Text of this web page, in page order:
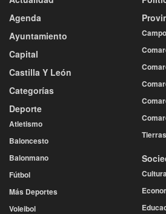
Agenda
Ayuntamiento
Capital
Castilla Y León
Categorías
Deporte
Atletismo
Baloncesto
Balonmano
Fútbol
Más Deportes
Voleibol